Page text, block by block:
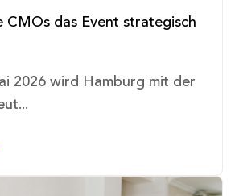
CMOs das Event strategisch
2026 wird Hamburg mit der